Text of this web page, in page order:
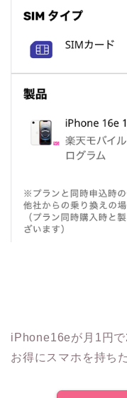
iPhone16eが月1円で
お得にスマホを持ち